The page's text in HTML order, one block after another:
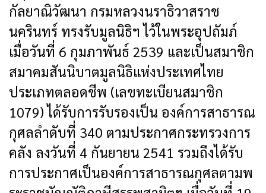
กัลยาณิวัฒนา กรมหลวงนราธิวาสราช
นครินทร์ ทรงรับมูลนิธิฯ ไว้ในพระอุปถัมภ์
เมื่อวันที่ 6 กุมภาพันธ์ 2539 และเป็นสมาชิก
สมาคมสันนิบาตมูลนิธิแห่งประเทศไทย
ประเภทตลอดชีพ (เลขทะเบียนสมาชิก
1079) ได้รับการรับรองเป็น องค์การสาธารณ
กุศลลำดับที่ 340 ตามประกาศกระทรวงการ
คลัง ลงวันที่ 4 กันยายน 2541 รวมถึงได้รับ
การประกาศเป็นองค์การสาธารณกุศลตามพ